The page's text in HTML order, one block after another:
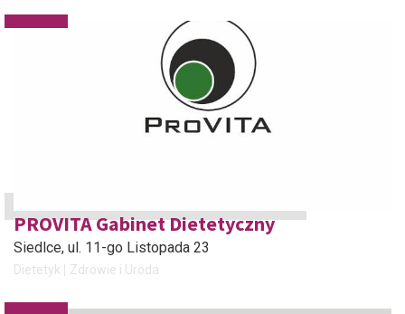
PROVITA Gabinet Dietetyczny
Siedlce, ul. 11-go Listopada 23
Dietetyk Zdrowie i Uroda